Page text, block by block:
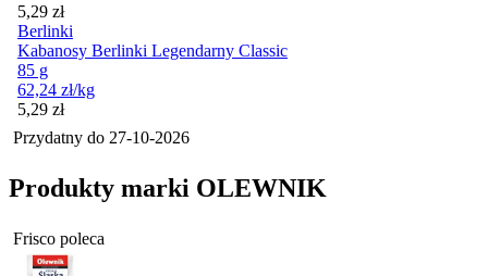
Cena
5,29 zł
Berlinki
Kabanosy Berlinki Legendarny Classic
85 g
62,24 zł/kg
Cena
5,29 zł
Przydatny do 27-10-2026
Produkty marki OLEWNIK
Frisco poleca